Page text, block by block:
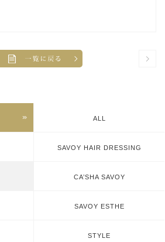
ALL
SAVOY HAIR DRESSING
CA’SHA SAVOY
SAVOY ESTHE
STYLE